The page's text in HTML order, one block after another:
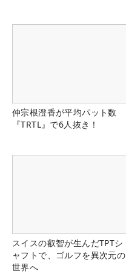
仲宗根澄香が平均パット数
『TRTL』で6人抜き！
スイスの叡智が生んだTPTシ
ャフトで、ゴルフを異次元の
世界へ